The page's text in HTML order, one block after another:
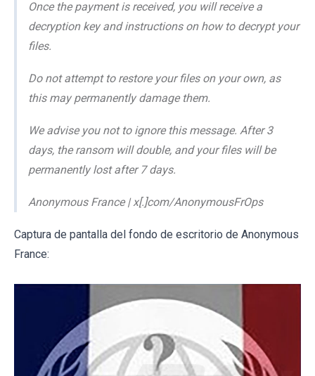
Once the payment is received, you will receive a
decryption key and instructions on how to decrypt your
files.
Do not attempt to restore your files on your own, as
this may permanently damage them.
We advise you not to ignore this message. After 3
days, the ransom will double, and your files will be
permanently lost after 7 days.
Anonymous France | x[.]com/AnonymousFrOps
Captura de pantalla del fondo de escritorio de Anonymous
France: